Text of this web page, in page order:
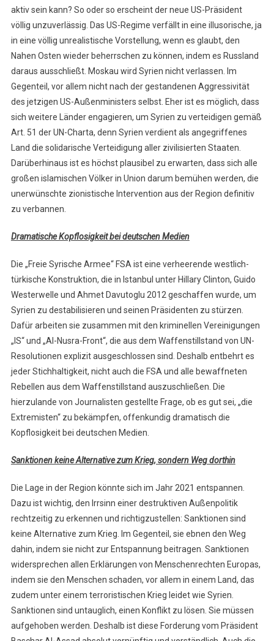
aktiv sein kann? So oder so erscheint der neue US-Präsident
völlig unzuverlässig. Das US-Regime verfällt in eine illusorische, ja
in eine völlig unrealistische Vorstellung, wenn es glaubt, den
Nahen Osten wieder beherrschen zu können, indem es Russland
daraus ausschließt. Moskau wird Syrien nicht verlassen. Im
Gegenteil, vor allem nicht nach der gestandenen Aggressivität
des jetzigen US-Außenministers selbst. Eher ist es möglich, dass
sich weitere Länder engagieren, um Syrien zu verteidigen gemäß
Art. 51 der UN-Charta, denn Syrien verdient als angegriffenes
Land die solidarische Verteidigung aller zivilisierten Staaten.
Darüberhinaus ist es höchst plausibel zu erwarten, dass sich alle
großen islamischen Völker in Union darum bemühen werden, die
unerwünschte zionistische Intervention aus der Region definitiv
zu verbannen.
Dramatische Kopflosigkeit bei deutschen Medien
Die „Freie Syrische Armee“ FSA ist eine verheerende westlich-
türkische Konstruktion, die in Istanbul unter Hillary Clinton, Guido
Westerwelle und Ahmet Davutoglu 2012 geschaffen wurde, um
Syrien zu destabilisieren und seinen Präsidenten zu stürzen.
Dafür arbeiten sie zusammen mit den kriminellen Vereinigungen
„IS“ und „Al-Nusra-Front“, die aus dem Waffenstillstand von UN-
Resolutionen explizit ausgeschlossen sind. Deshalb entbehrt es
jeder Stichhaltigkeit, nicht auch die FSA und alle bewaffneten
Rebellen aus dem Waffenstillstand auszuschließen. Die
hierzulande von Journalisten gestellte Frage, ob es gut sei, „die
Extremisten“ zu bekämpfen, offenkundig dramatisch die
Kopflosigkeit bei deutschen Medien.
Sanktionen keine Alternative zum Krieg, sondern Weg dorthin
Die Lage in der Region könnte sich im Jahr 2021 entspannen.
Dazu ist wichtig, den Irrsinn einer destruktiven Außenpolitik
rechtzeitig zu erkennen und richtigzustellen: Sanktionen sind
keine Alternative zum Krieg. Im Gegenteil, sie ebnen den Weg
dahin, indem sie nicht zur Entspannung beitragen. Sanktionen
widersprechen allen Erklärungen von Menschenrechten Europas,
indem sie den Menschen schaden, vor allem in einem Land, das
zudem unter einem terroristischen Krieg leidet wie Syrien.
Sanktionen sind untauglich, einen Konflikt zu lösen. Sie müssen
aufgehoben werden. Deshalb ist diese Forderung vom Präsident